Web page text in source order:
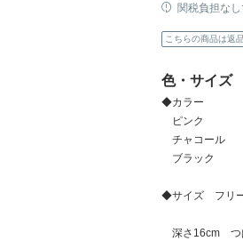
関税負担なし
こちらの商品は返
色・サイズ
◆カラー
ピンク
チャコール
ブラック
◆サイズ フリー
深さ16cm つ